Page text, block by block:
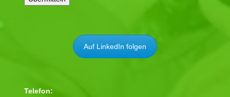
Auf LinkedIn folgen
Telefon: